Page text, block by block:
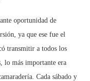
oportunidad de
ya que ese fue el
transmitir a todos los
lo más importante era
Cada sábado y